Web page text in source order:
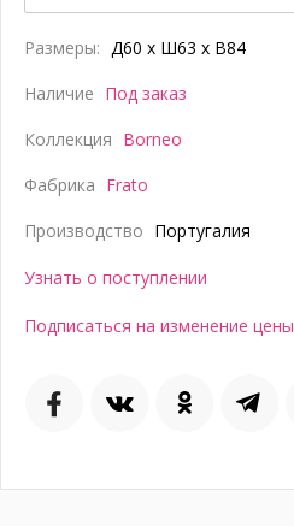
Размеры: Д60 x Ш63 x В84
Наличие Под заказ
Коллекция Borneo
Фабрика Frato
Производство Португалия
Узнать о поступлении
Подписаться на изменение цены